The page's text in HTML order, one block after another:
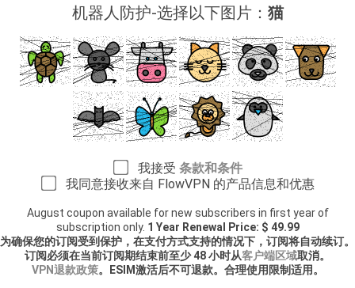
机器人防护-选择以下图片： 猫
我接受 条款和条件
我同意接收来自 FlowVPN 的产品信息和优惠
August coupon available for new subscribers in first year of
subscription only. 1 Year Renewal Price: $ 49.99
为确保您的订阅受到保护，在支付方式支持的情况下，订阅将自动续订。
订阅必须在当前订阅期结束前至少 48 小时从客户端区域取消。
VPN退款政策。ESIM激活后不可退款。合理使用限制适用。